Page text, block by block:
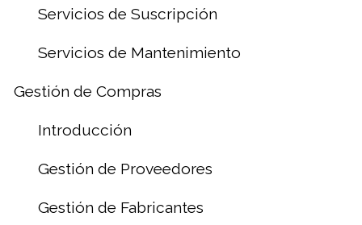
Servicios de Suscripción
Servicios de Mantenimiento
Gestión de Compras
Introducción
Gestión de Proveedores
Gestión de Fabricantes